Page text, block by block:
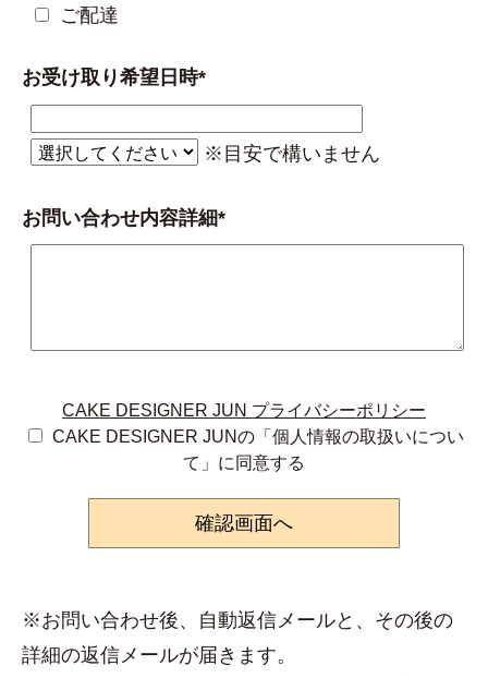
ご配達
お受け取り希望日時*
※目安で構いません
お問い合わせ内容詳細*
CAKE DESIGNER JUN プライバシーポリシー
CAKE DESIGNER JUNの「個人情報の取扱いについ
て」に同意する
※お問い合わせ後、自動返信メールと、その後の
詳細の返信メールが届きます。